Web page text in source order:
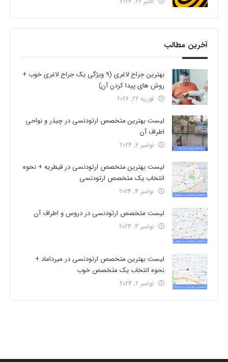
آخرین مطالب
بهترین جراح لاغری (9 ویژگی یک جراح لاغری خوب +
روش های پیدا کردن آن)
فوریه 22, 2026
لیست بهترین متخصص ارتودنسی در چیذر و نواحی
اطراف آن
نوامبر 6, 2024
لیست بهترین متخصص ارتودنسی در قیطریه + نحوه
انتخاب یک متخصص ارتودنسی
نوامبر 4, 2024
لیست متخصص ارتودنسی در دروس و اطراف آن
نوامبر 3, 2024
لیست بهترین متخصص ارتودنسی در میرداماد +
نحوه انتخاب یک متخصص خوب
نوامبر 2, 2024